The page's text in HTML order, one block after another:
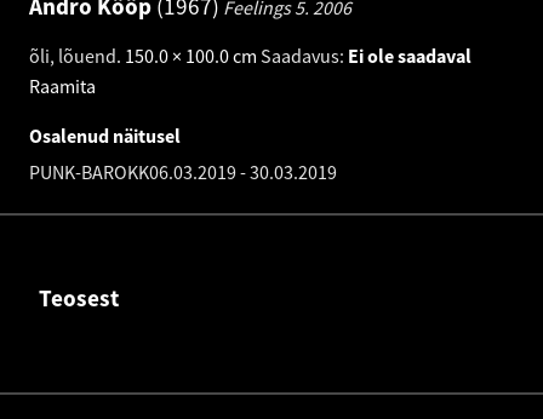
Andro Kööp 1967 Feelings 5. 2006
õli, lõuend. 150.0 × 100.0 cm Saadavus: Ei ole saadaval
Raamita
Osalenud näitusel
PUNK-BAROKK06.03.2019-30.03.2019
Teosest